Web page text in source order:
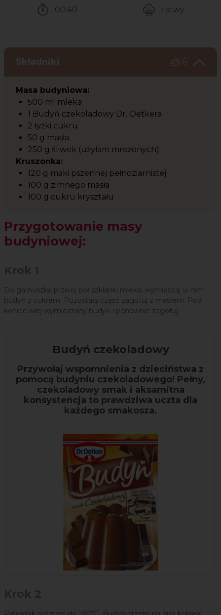
00:40
Łatwy
Składniki 6
Masa budyniowa:
500 ml mleka
1 Budyń czekoladowy Dr. Oetkera
2 łyżki cukru
50 g masła
250 g śliwek (użyłam mrożonych)
Kruszonka:
120 g maki pszennej pełnoziarnistej
100 g zimnego masła
100 g cukru kryształu
Przygotowanie masy
budyniowej:
Do garnuszka przelej pół szklanki mleka, wymieszaj w nim
budyń z cukrem. Pozostałą część zagotuj z masłem. Pod
koniec wlej wymieszany budyń i ponownie zagotuj.
Budyń czekoladowy
Przywołaj wspomnienia z dzieciństwa z
pomocą budyniu czekoladowego! Pełny,
czekoladowy smak i aksamitna
konsystencja to prawdziwa uczta dla
każdego smakosza.